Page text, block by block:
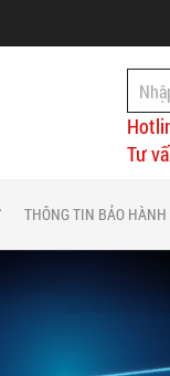
Tư
THÔNG TIN BẢO HÀNH